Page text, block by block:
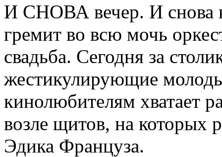
И СНОВА вечер. И снова
гремит во всю мочь
свадьба. Сегодня за
жестикулирующие
кинолюбителям хватает
возле щитов, на которых
Эдика Француза.